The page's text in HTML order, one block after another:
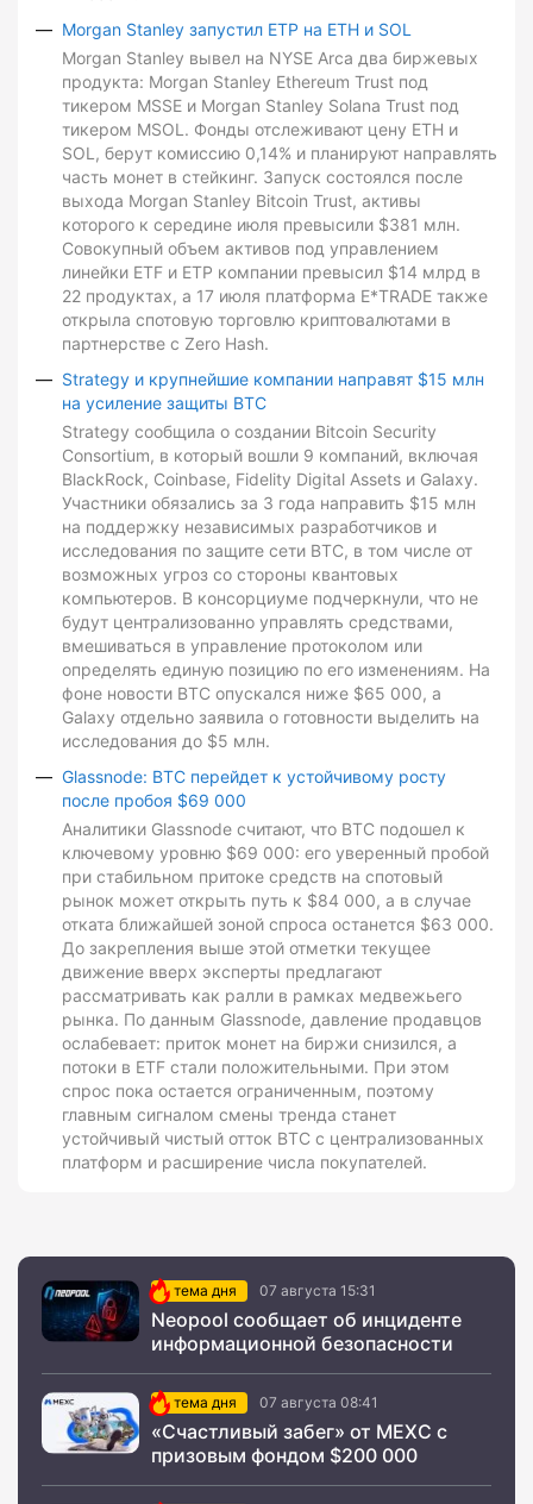
Morgan Stanley запустил ETP на ETH и SOL
Morgan Stanley вывел на NYSE Arca два биржевых
продукта: Morgan Stanley Ethereum Trust под
тикером MSSE и Morgan Stanley Solana Trust под
тикером MSOL. Фонды отслеживают цену ETH и
SOL, берут комиссию 0,14% и планируют направлять
часть монет в стейкинг. Запуск состоялся после
выхода Morgan Stanley Bitcoin Trust, активы
которого к середине июля превысили $381 млн.
Совокупный объем активов под управлением
линейки ETF и ETP компании превысил $14 млрд в
22 продуктах, а 17 июля платформа E*TRADE также
открыла спотовую торговлю криптовалютами в
партнерстве с Zero Hash.
Strategy и крупнейшие компании направят $15 млн
на усиление защиты BTC
Strategy сообщила о создании Bitcoin Security
Consortium, в который вошли 9 компаний, включая
BlackRock, Coinbase, Fidelity Digital Assets и Galaxy.
Участники обязались за 3 года направить $15 млн
на поддержку независимых разработчиков и
исследования по защите сети BTC, в том числе от
возможных угроз со стороны квантовых
компьютеров. В консорциуме подчеркнули, что не
будут централизованно управлять средствами,
вмешиваться в управление протоколом или
определять единую позицию по его изменениям. На
фоне новости BTC опускался ниже $65 000, а
Galaxy отдельно заявила о готовности выделить на
исследования до $5 млн.
Glassnode: BTC перейдет к устойчивому росту
после пробоя $69 000
Аналитики Glassnode считают, что BTC подошел к
ключевому уровню $69 000: его уверенный пробой
при стабильном притоке средств на спотовый
рынок может открыть путь к $84 000, а в случае
отката ближайшей зоной спроса останется $63 000.
До закрепления выше этой отметки текущее
движение вверх эксперты предлагают
рассматривать как ралли в рамках медвежьего
рынка. По данным Glassnode, давление продавцов
ослабевает: приток монет на биржи снизился, а
потоки в ETF стали положительными. При этом
спрос пока остается ограниченным, поэтому
главным сигналом смены тренда станет
устойчивый чистый отток BTC с централизованных
платформ и расширение числа покупателей.
тема дня 07 августа 15:31
Neopool сообщает об инциденте
информационной безопасности
тема дня 07 августа 08:41
«Счастливый забег» от MEXC с
призовым фондом $200 000